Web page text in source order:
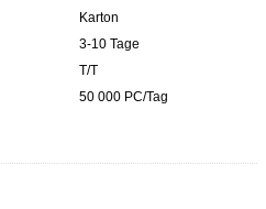
Karton
3-10 Tage
T/T
50 000 PC/Tag